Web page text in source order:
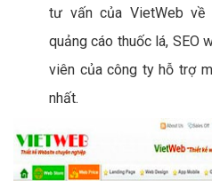
tư vấn của VietWeb
quảng cáo thuốc lá, SEO
viên của công ty hỗ trợ
nhất.